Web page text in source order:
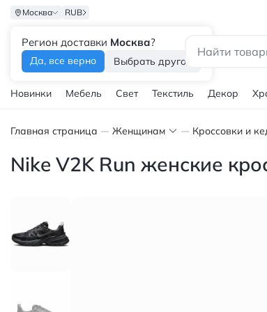
Москва
Регион доставки Москва?
Да, все верно Выбрать другой
RUB
Новинки Мебель Свет Текстиль Декор
Главная страница Женщинам Кроссовки и
Nike V2K Run женские